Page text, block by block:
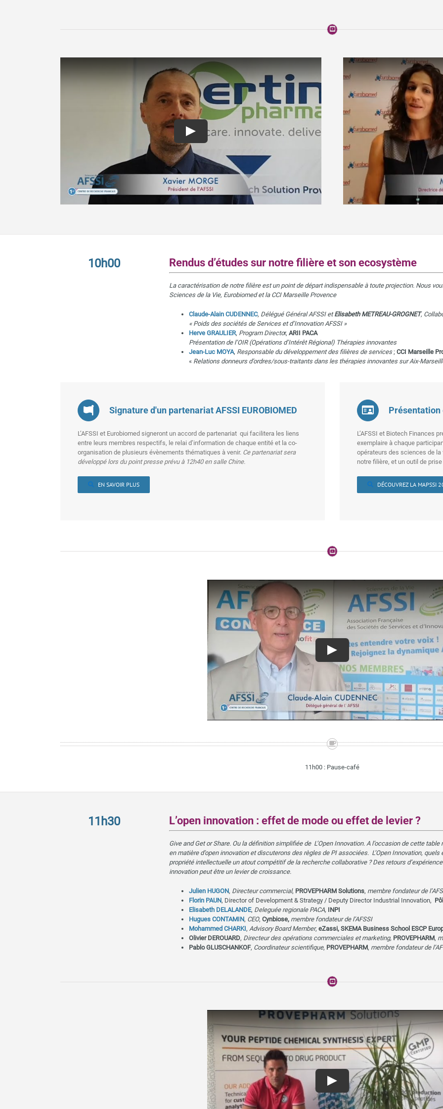
Play
Rendus d’études sur notre filière et son ecosystème
La caractérisation de notre filière est un point de départ indispensable à toute projection. Nous
Claude-Alain CUDENNEC,Délégué Général AFSSI etElisabeth METREAU-GROGNET
« Poids des sociétés de Services et d’Innovation AFSSI »
Herve GRAULIER,Program Director,ARII PACA
Présentation de l’OIR (Opérations d’Intérêt Régional) Thérapies innovantes
Jean-Luc MOYA,Responsable du développement des filières de services;CCI Marseille
L’AFSSI et Eurobiomed signeront un accord de partenariat qui facilitera les liens
entre leurs membres respectifs, le relai d’information de chaque entité et la co-
organisation de plusieurs évènements thématiques à venir.Ce partenariat sera
EN SAVOIR PLUS
L’AFSSI et Biotech Finances
exemplaire à chaque
opérateurs des sciences de
DÉCOUVREZ LA MAPSSI
Play
L’open innovation : effet de mode ou effet de levier ?
Give and Get or Share. Ou la définition simplifiée de L’Open Innovation. A l’occasion de cette
en matière d’open innovation et discuterons des règles de PI associées. L’Open Innovation,
propriété intellectuelle un atout compétitif de la recherche collaborative ? Des retours
Julien HUGON,Directeur commercial, PROVEPHARM Solutions,membre fondateur de
Florin PAUN, Director of Development & Strategy / Deputy Director Industrial Innovation,
Elisabeth DELALANDE,Deleguée regionale PACA, INPI
Hugues CONTAMIN, CEO,Cynbiose,membre fondateur de l’AFSSI
Mohammed CHARKI,Advisory Board Member,eZassi, SKEMA Business School ESCP
Olivier DEROUARD,Directeur des opérations commerciales et marketing, PROVEPHARM,
Play